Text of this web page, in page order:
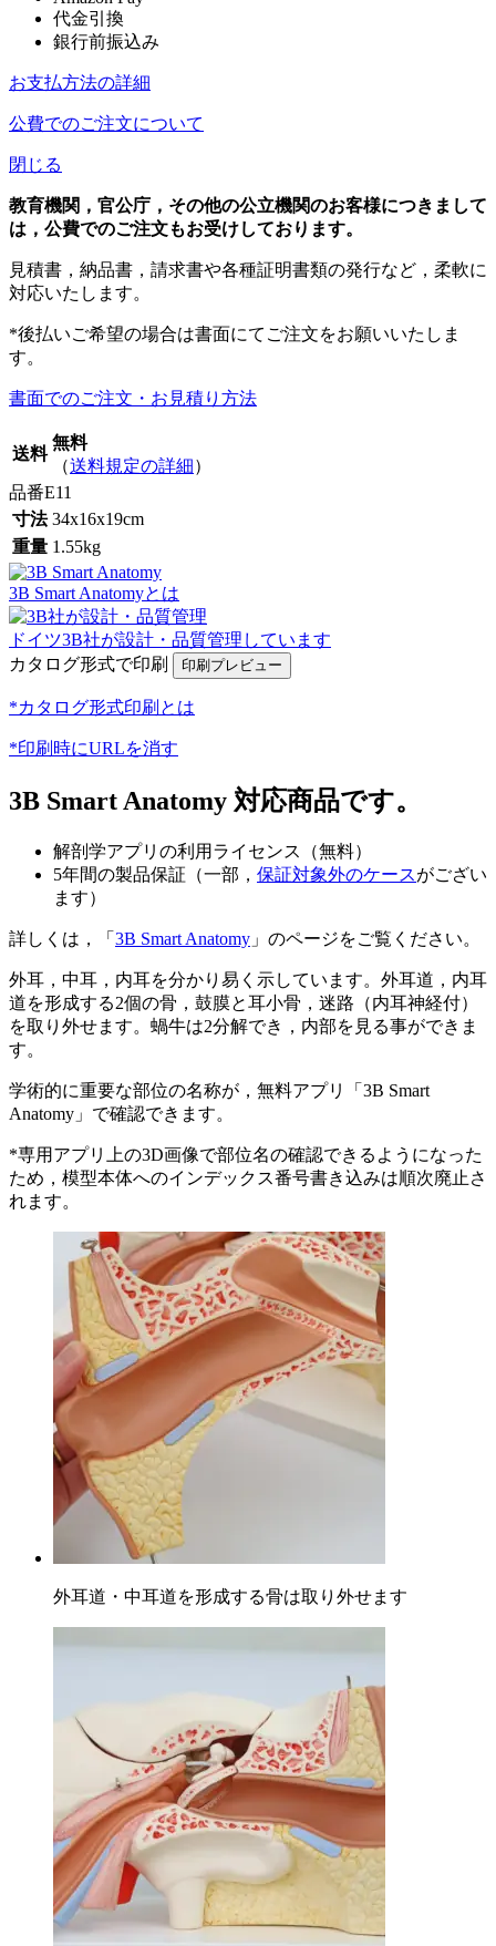
代金引換
銀行前振込み
お支払方法の詳細
公費でのご注文について
閉じる
教育機関，官公庁，その他の公立機関のお客様につきまして
は，公費でのご注文もお受けしております。
見積書，納品書，請求書や各種証明書類の発行など，柔軟に
対応いたします。
*後払いご希望の場合は書面にてご注文をお願いいたしま
す。
書面でのご注文・お見積り方法
送料
無料
（送料規定の詳細）
品番E11
寸法 34x16x19cm
重量 1.55kg
3B Smart Anatomyとは
ドイツ3B社が設計・品質管理しています
カタログ形式で印刷
*カタログ形式印刷とは
*印刷時にURLを消す
3B Smart Anatomy 対応商品です。
解剖学アプリの利用ライセンス（無料）
5年間の製品保証（一部， 保証対象外のケースがござい
ます）
詳しくは，「 3B Smart Anatomy 」のページをご覧ください。
外耳，中耳，内耳を分かり易く示しています。外耳道，内耳
道を形成する2個の骨，鼓膜と耳小骨，迷路（内耳神経付）
を取り外せます。蝸牛は2分解でき，内部を見る事ができま
す。
学術的に重要な部位の名称が，無料アプリ「3B Smart
Anatomy」で確認できます。
*専用アプリ上の3D画像で部位名の確認できるようになった
ため，模型本体へのインデックス番号書き込みは順次廃止さ
れます。
外耳道・中耳道を形成する骨は取り外せます